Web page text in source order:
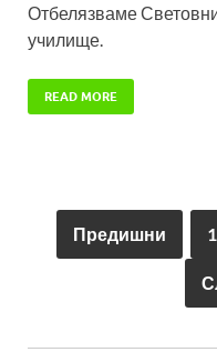
Отбелязваме
училище.
READ MORE
Предишни 1